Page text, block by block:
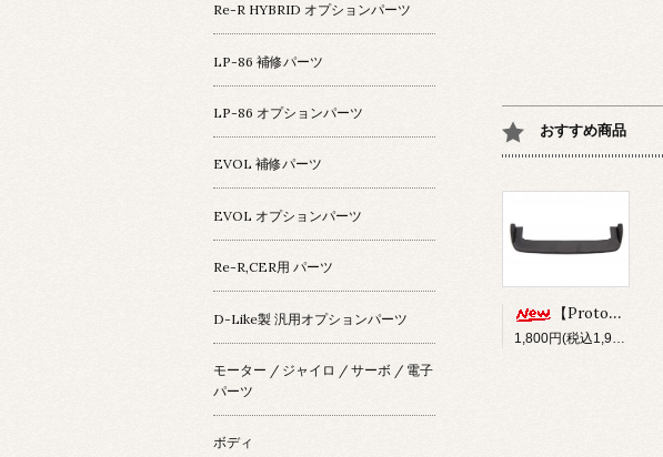
おすすめ商品
【Prototype34】フロントディフューザー
1,800円(税込1,980円)
Re-R HYBRID オプションパーツ
LP-86 補修パーツ
LP-86 オプションパーツ
EVOL 補修パーツ
EVOL オプションパーツ
Re-R,CER用 パーツ
D-Like製 汎用オプションパーツ
モーター / ジャイロ / サーボ / 電子
パーツ
ボディ